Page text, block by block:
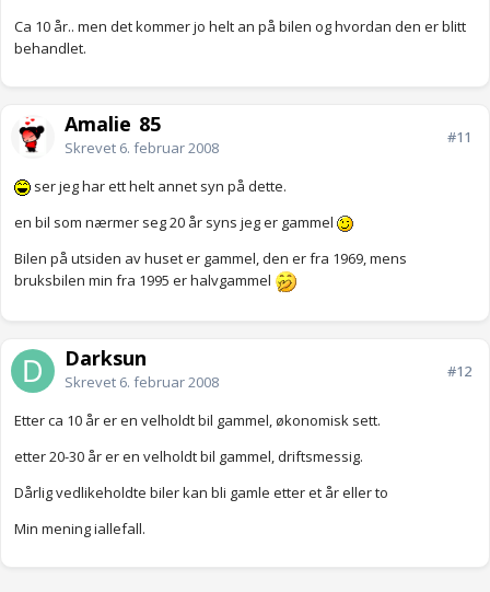
Ca 10 år.. men det kommer jo helt an på bilen og hvordan den er blitt
behandlet.
Amalie_85
Skrevet 6. februar 2008
#11
ser jeg har ett helt annet syn på dette.
en bil som nærmer seg 20 år syns jeg er gammel
Bilen på utsiden av huset er gammel, den er fra 1969, mens
bruksbilen min fra 1995 er halvgammel
Darksun
Skrevet 6. februar 2008
#12
Etter ca 10 år er en velholdt bil gammel, økonomisk sett.
etter 20-30 år er en velholdt bil gammel, driftsmessig.
Dårlig vedlikeholdte biler kan bli gamle etter et år eller to
Min mening iallefall.